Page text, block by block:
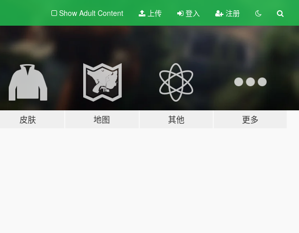
Show Adult Content 上传 登入 注册
皮肤 地图 其他 更多